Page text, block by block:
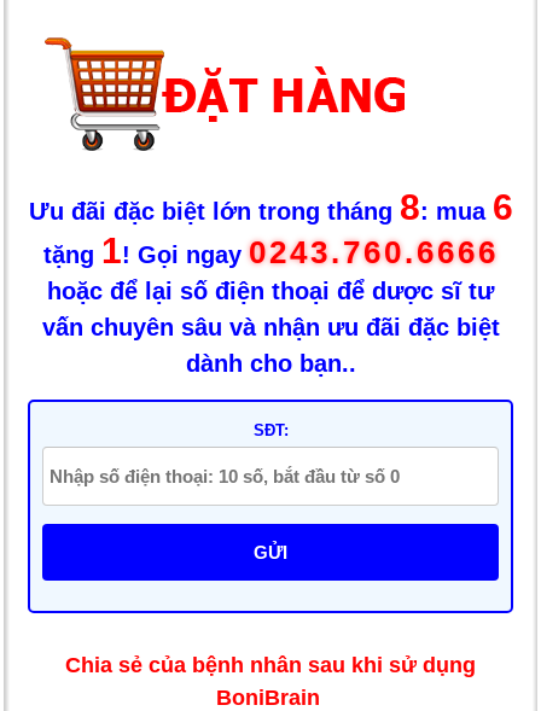
Ưu đãi đặc biệt lớn trong tháng 8: mua 6
tặng 1! Gọi ngay 0243.760.6666
hoặc để lại số điện thoại để dược sĩ tư
vấn chuyên sâu và nhận ưu đãi đặc biệt
dành cho bạn..
SĐT:
GỬI
Chia sẻ của bệnh nhân sau khi sử dụng
BoniBrain